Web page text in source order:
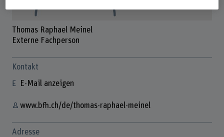
Thomas Raphael Meinel
Externe Fachperson
Kontakt
E-Mail anzeigen
www.bfh.ch/de/thomas-raphael-meinel
Adresse